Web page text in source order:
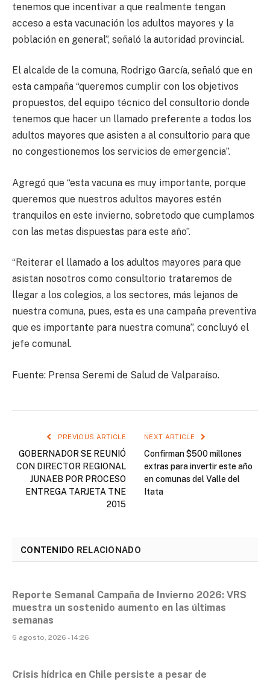
tenemos que incentivar a que realmente tengan
acceso a esta vacunación los adultos mayores y la
población en general”, señaló la autoridad provincial.
El alcalde de la comuna, Rodrigo García, señaló que en
esta campaña “queremos cumplir con los objetivos
propuestos, del equipo técnico del consultorio donde
tenemos que hacer un llamado preferente a todos los
adultos mayores que asisten a al consultorio para que
no congestionemos los servicios de emergencia”.
Agregó que “esta vacuna es muy importante, porque
queremos que nuestros adultos mayores estén
tranquilos en este invierno, sobretodo que cumplamos
con las metas dispuestas para este año”.
“Reiterar el llamado a los adultos mayores para que
asistan nosotros como consultorio trataremos de
llegar a los colegios, a los sectores, más lejanos de
nuestra comuna, pues, esta es una campaña preventiva
que es importante para nuestra comuna”, concluyó el
jefe comunal.
Fuente: Prensa Seremi de Salud de Valparaíso.
PREVIOUS ARTICLE
GOBERNADOR SE REUNIÓ
CON DIRECTOR REGIONAL
JUNAEB POR PROCESO
ENTREGA TARJETA TNE
2015
NEXT ARTICLE
Confirman $500 millones
extras para invertir este año
en comunas del Valle del
Itata
CONTENIDO RELACIONADO
Reporte Semanal Campaña de Invierno 2026: VRS
muestra un sostenido aumento en las últimas
semanas
6 agosto, 2026 - 14:26
Crisis hídrica en Chile persiste a pesar de